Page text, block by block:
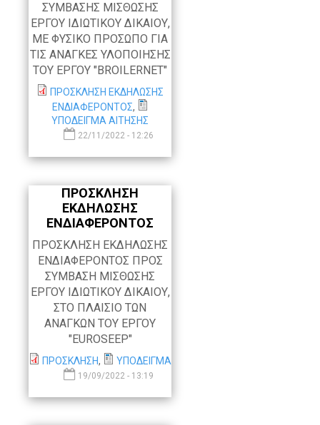
ΣΥΜΒΑΣΗΣ ΜΙΣΘΩΣΗΣ
ΕΡΓΟΥ ΙΔΙΩΤΙΚΟΥ ΔΙΚΑΙΟΥ,
ΜΕ ΦΥΣΙΚΟ ΠΡΟΣΩΠΟ ΓΙΑ
ΤΙΣ ΑΝΑΓΚΕΣ ΥΛΟΠΟΙΗΣΗΣ
ΤΟΥ ΕΡΓΟΥ "BROILERNET"
ΠΡΟΣΚΛΗΣΗ ΕΚΔΗΛΩΣΗΣ
ΕΝΔΙΑΦΕΡΟΝΤΟΣ,
ΥΠΟΔΕΙΓΜΑ ΑΙΤΗΣΗΣ
22/11/2022 - 12:26
ΠΡΟΣΚΛΗΣΗ
ΕΚΔΗΛΩΣΗΣ
ΕΝΔΙΑΦΕΡΟΝΤΟΣ
ΠΡΟΣΚΛΗΣΗ ΕΚΔΗΛΩΣΗΣ
ΕΝΔΙΑΦΕΡΟΝΤΟΣ ΠΡΟΣ
ΣΥΜΒΑΣΗ ΜΙΣΘΩΣΗΣ
ΕΡΓΟΥ ΙΔΙΩΤΙΚΟΥ ΔΙΚΑΙΟΥ,
ΣΤΟ ΠΛΑΙΣΙΟ ΤΩΝ
ΑΝΑΓΚΩΝ ΤΟΥ ΕΡΓΟΥ
"EUROSEEP"
ΠΡΟΣΚΛΗΣΗ, ΥΠΟΔΕΙΓΜΑ
19/09/2022 - 13:19